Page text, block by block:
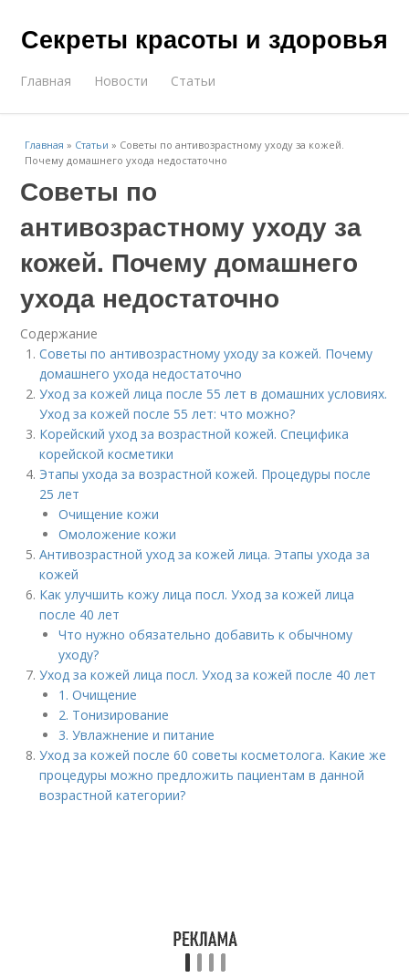
Секреты красоты и здоровья
Главная Новости Статьи
Главная » Статьи » Советы по антивозрастному уходу за кожей.
Почему домашнего ухода недостаточно
Советы по
антивозрастному уходу за
кожей. Почему домашнего
ухода недостаточно
Содержание
Советы по антивозрастному уходу за кожей. Почему
домашнего ухода недостаточно
Уход за кожей лица после 55 лет в домашних условиях.
Уход за кожей после 55 лет: что можно?
Корейский уход за возрастной кожей. Специфика
корейской косметики
Этапы ухода за возрастной кожей. Процедуры после
25 лет
Очищение кожи
Омоложение кожи
Антивозрастной уход за кожей лица. Этапы ухода за
кожей
Как улучшить кожу лица посл. Уход за кожей лица
после 40 лет
Что нужно обязательно добавить к обычному
уходу?
Уход за кожей лица посл. Уход за кожей после 40 лет
1. Очищение
2. Тонизирование
3. Увлажнение и питание
Уход за кожей после 60 советы косметолога. Какие же
процедуры можно предложить пациентам в данной
возрастной категории?